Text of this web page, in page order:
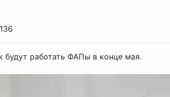
136
будут работать ФАПы в конце мая.